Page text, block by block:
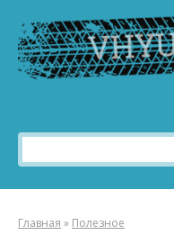
контенту
Поиск:
Главная » Полезное